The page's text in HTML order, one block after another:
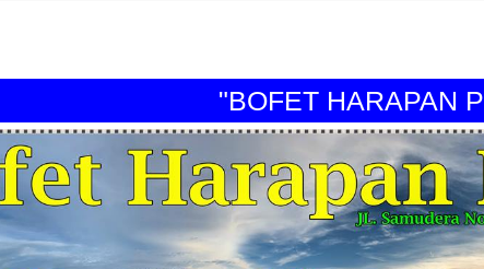
"BOFET HARAPAN PERI"